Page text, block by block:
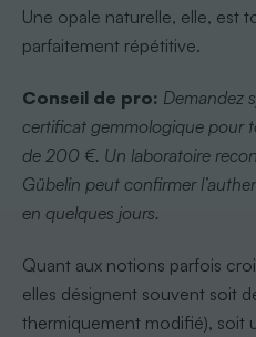
Une opale naturelle, elle, est
parfaitement répétitive.
Conseil de pro: Demandez
certificat gemmologique pour
de 200 €. Un laboratoire
Gübelin peut confirmer
en quelques jours.
Quant aux notions parfois
elles désignent souvent soit
thermiquement modifié), soit